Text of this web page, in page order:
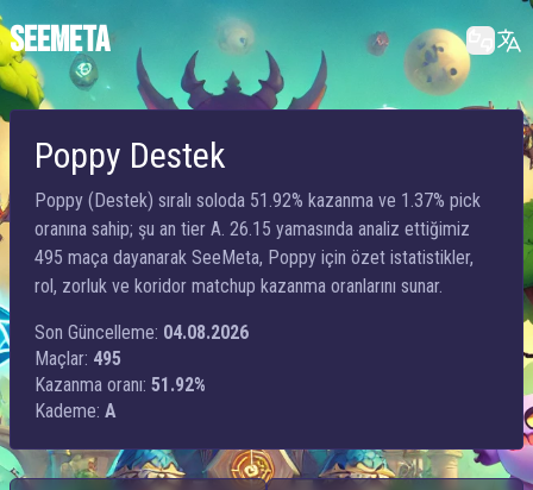
SEEMETA
Poppy Destek
Poppy (Destek) sıralı soloda 51.92% kazanma ve 1.37% pick
oranına sahip; şu an tier A. 26.15 yamasında analiz ettiğimiz
495 maça dayanarak SeeMeta, Poppy için özet istatistikler,
rol, zorluk ve koridor matchup kazanma oranlarını sunar.
Son Güncelleme: 04.08.2026
Maçlar: 495
Kazanma oranı: 51.92%
Kademe: A